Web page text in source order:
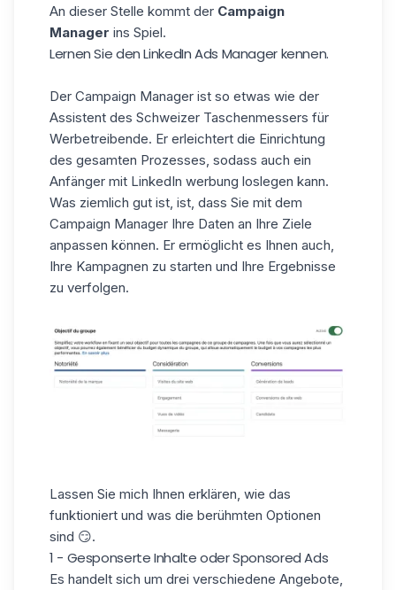
An dieser Stelle kommt der Campaign
Manager ins Spiel.
Lernen Sie den LinkedIn Ads Manager kennen.
Der Campaign Manager ist so etwas wie der
Assistent des Schweizer Taschenmessers für
Werbetreibende. Er erleichtert die Einrichtung
des gesamten Prozesses, sodass auch ein
Anfänger mit LinkedIn werbung loslegen kann.
Was ziemlich gut ist, ist, dass Sie mit dem
Campaign Manager Ihre Daten an Ihre Ziele
anpassen können. Er ermöglicht es Ihnen auch,
Ihre Kampagnen zu starten und Ihre Ergebnisse
zu verfolgen.
Lassen Sie mich Ihnen erklären, wie das
funktioniert und was die berühmten Optionen
sind 😏.
1 - Gesponserte Inhalte oder Sponsored Ads
Es handelt sich um drei verschiedene Angebote,